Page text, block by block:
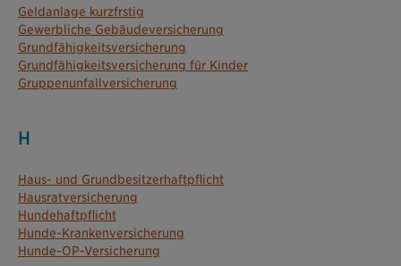
Geldanlage kurzfrstig
Gewerbliche Gebäudeversicherung
Grundfähigkeitsversicherung
Grundfähigkeitsversicherung für Kinder
Gruppenunfallversicherung
H
Haus- und Grundbesitzerhaftpflicht
Hausratversicherung
Hundehaftpflicht
Hunde-Krankenversicherung
Hunde-OP-Versicherung